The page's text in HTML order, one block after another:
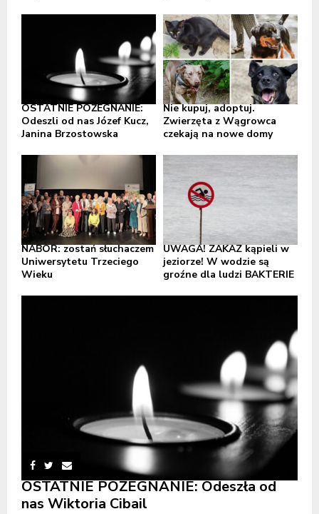
OSTATNIE POŻEGNANIE:
Odeszli od nas Józef Kucz,
Janina Brzostowska
Nie kupuj, adoptuj.
Zwierzęta z Wągrowca
czekają na nowe domy
NABÓR: zostań słuchaczem
Uniwersytetu Trzeciego
Wieku
UWAGA! ZAKAZ kąpieli w
jeziorze! W wodzie są
groźne dla ludzi BAKTERIE
OSTATNIE POŻEGNANIE: Odeszła od
nas Wiktoria Cibail